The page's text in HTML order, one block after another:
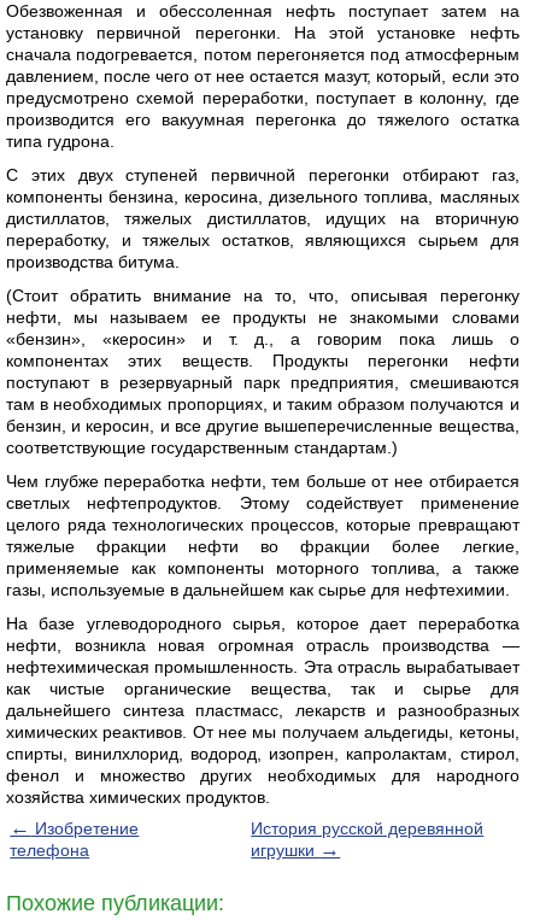
Обезвоженная и обессоленная нефть поступает затем на
установку первичной перегонки. На этой установке нефть
сначала подогревается, потом перегоняется под атмосферным
давлением, после чего от нее остается мазут, который, если это
предусмотрено схемой переработки, поступает в колонну, где
производится его вакуумная перегонка до тяжелого остатка
типа гудрона.
С этих двух ступеней первичной перегонки отбирают газ,
компоненты бензина, керосина, дизельного топлива, масляных
дистиллатов, тяжелых дистиллатов, идущих на вторичную
переработку, и тяжелых остатков, являющихся сырьем для
производства битума.
(Стоит обратить внимание на то, что, описывая перегонку
нефти, мы называем ее продукты не знакомыми словами
«бензин», «керосин» и т. д., а говорим пока лишь о
компонентах этих веществ. Продукты перегонки нефти
поступают в резервуарный парк предприятия, смешиваются
там в необходимых пропорциях, и таким образом получаются и
бензин, и керосин, и все другие вышеперечисленные вещества,
соответствующие государственным стандартам.)
Чем глубже переработка нефти, тем больше от нее отбирается
светлых нефтепродуктов. Этому содействует применение
целого ряда технологических процессов, которые превращают
тяжелые фракции нефти во фракции более легкие,
применяемые как компоненты моторного топлива, а также
газы, используемые в дальнейшем как сырье для нефтехимии.
На базе углеводородного сырья, которое дает переработка
нефти, возникла новая огромная отрасль производства —
нефтехимическая промышленность. Эта отрасль вырабатывает
как чистые органические вещества, так и сырье для
дальнейшего синтеза пластмасс, лекарств и разнообразных
химических реактивов. От нее мы получаем альдегиды, кетоны,
спирты, винилхлорид, водород, изопрен, капролактам, стирол,
фенол и множество других необходимых для народного
хозяйства химических продуктов.
← Изобретение
телефона
История русской деревянной
игрушки →
Похожие публикации: